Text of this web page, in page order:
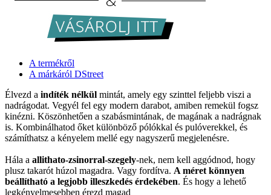
A termékről
A márkáról DStreet
Élvezd a indíték nélkül mintát, amely egy szinttel feljebb viszi a
nadrágodat. Vegyél fel egy modern darabot, amiben remekül fogsz
kinézni. Köszönhetően a szabásmintának, de magának a nadrágnak
is. Kombinálhatod őket különböző pólókkal és pulóverekkel, és
számíthatsz a kényelem mellé egy nagyszerű megjelenésre.
Hála a allithato-zsinorral-szegely-nek, nem kell aggódnod, hogy
plusz takarót húzol magadra. Vagy fordítva. A méret könnyen
beállítható a legjobb illeszkedés érdekében. És hogy a lehető
legkényelmesebben érezd magad